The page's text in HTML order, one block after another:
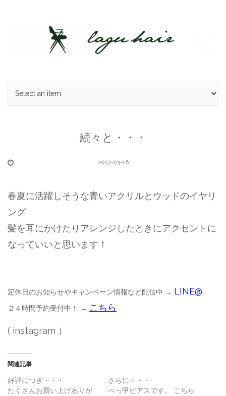
続々と・・・
2017-03-16
春夏に活躍しそうな青いアクリルとウッドのイヤリ
ング
髪を耳にかけたりアレンジしたときにアクセントに
なっていいと思います！
定休日のお知らせやキャンペーン情報など配信中 → LINE@
２４時間予約受付中！ → こちら
( instagram ）
関連記事
好評につき・・・
たくさんお買い上げありが
さらに・・・
べっ甲ピアスです。 こちら